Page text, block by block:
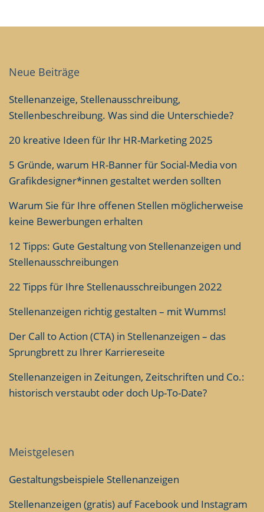
Neue Beiträge
Stellenanzeige, Stellenausschreibung,
Stellenbeschreibung. Was sind die Unterschiede?
20 kreative Ideen für Ihr HR-Marketing 2025
5 Gründe, warum HR-Banner für Social-Media von
Grafikdesigner*innen gestaltet werden sollten
Warum Sie für Ihre offenen Stellen möglicherweise
keine Bewerbungen erhalten
12 Tipps: Gute Gestaltung von Stellenanzeigen und
Stellenausschreibungen
22 Tipps für Ihre Stellenausschreibungen 2022
Stellenanzeigen richtig gestalten – mit Wumms!
Der Call to Action (CTA) in Stellenanzeigen – das
Sprungbrett zu Ihrer Karriereseite
Stellenanzeigen in Zeitungen, Zeitschriften und Co.:
historisch verstaubt oder doch Up-To-Date?
Meistgelesen
Gestaltungsbeispiele Stellenanzeigen
Stellenanzeigen (gratis) auf Facebook und Instagram